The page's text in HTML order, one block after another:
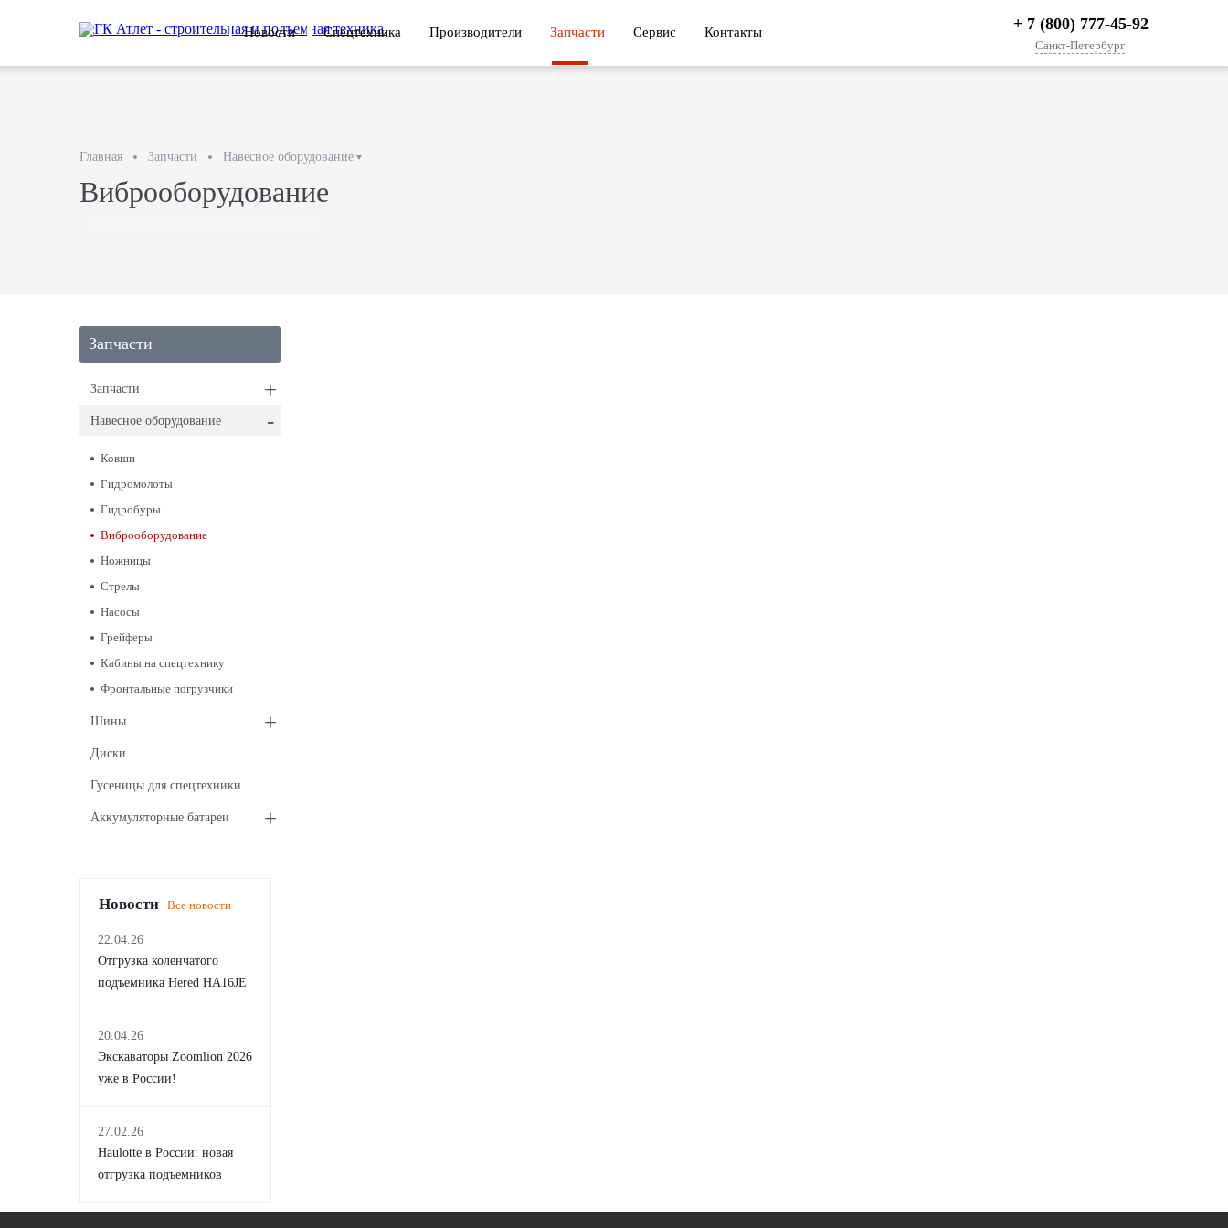
+ 7 (800) 777-45-92
Санкт-Петербург
Новости Спецтехника Производители Запчасти Сервис Контакты
Главная Запчасти Навесное оборудование
Виброоборудование
Запчасти
Запчасти +
Навесное оборудование -
Ковши
Гидромолоты
Гидробуры
Виброоборудование
Ножницы
Стрелы
Насосы
Грейферы
Кабины на спецтехнику
Фронтальные погрузчики
Шины +
Диски
Гусеницы для спецтехники
Аккумуляторные батареи +
Новости Все новости
22.04.26
Отгрузка коленчатого
подъемника Hered HA16JE
20.04.26
Экскаваторы Zoomlion 2026
уже в России!
27.02.26
Haulotte в России: новая
отгрузка подъемников